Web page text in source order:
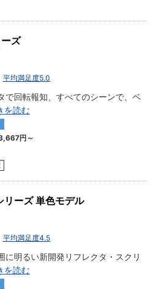
ズ
平均満足度5.0
で回転報知、すべてのシーンで、ベ
を読む
円～
ーズ 単色モデル
平均満足度4.5
に明るい新開発リフレクタ・スクリ
を読む